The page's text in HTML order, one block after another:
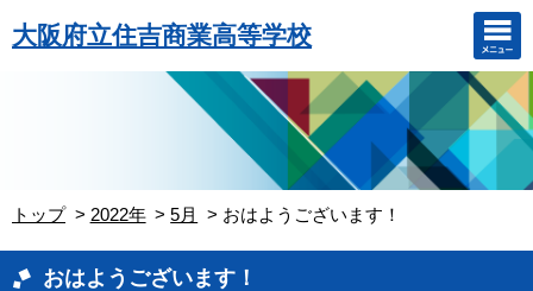
大阪府立住吉商業高等学校
トップ 2022年 5月 おはようございます！
おはようございます！